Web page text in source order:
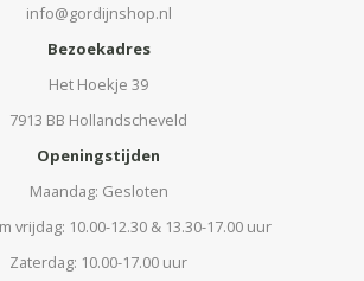
info@gordijnshop.nl
Bezoekadres
Het Hoekje 39
7913 BB Hollandscheveld
Openingstijden
Maandag: Gesloten
vrijdag: 10.00-12.30 & 13.30-17.00 uur
Zaterdag: 10.00-17.00 uur